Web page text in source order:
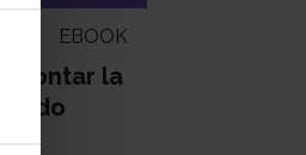
EBOOK
la